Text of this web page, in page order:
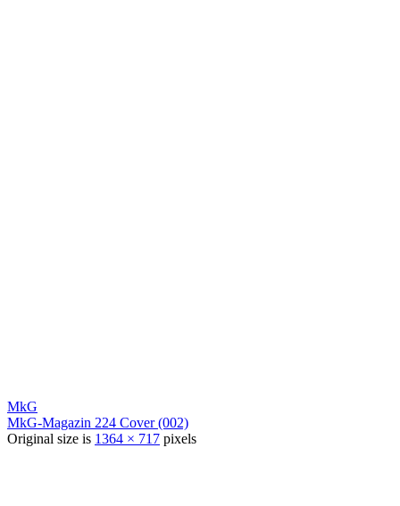
MkG
MkG-Magazin 224 Cover (002)
Original size is 1364 × 717 pixels